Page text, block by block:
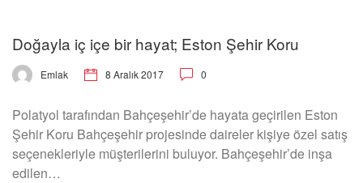
Doğayla iç içe bir hayat; Eston Şehir Koru
Emlak 8 Aralık 2017 0
Polatyol tarafından Bahçeşehir’de hayata geçirilen Eston
Şehir Koru Bahçeşehir projesinde daireler kişiye özel satış
seçenekleriyle müşterilerini buluyor. Bahçeşehir’de inşa
edilen…